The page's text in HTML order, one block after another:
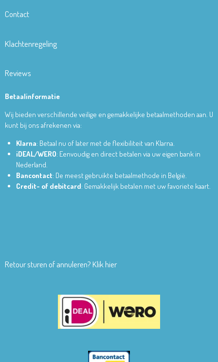
Contact
Klachtenregeling
Reviews
Betaalinformatie
Wij bieden verschillende veilige en gemakkelijke betaalmethoden aan. U
kunt bij ons afrekenen via:
Klarna: Betaal nu of later met de flexibiliteit van Klarna.
iDEAL/WERO: Eenvoudig en direct betalen via uw eigen bank in
Nederland.
Bancontact: De meest gebruikte betaalmethode in België.
Credit- of debitcard: Gemakkelijk betalen met uw favoriete kaart.
Retour sturen of annuleren? Klik hier